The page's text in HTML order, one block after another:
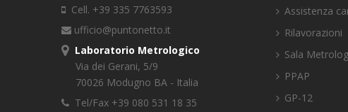
Cell. +39 335 7763593
ufficio@puntonetto.it
Laboratorio Metrologico
Via dei Gerani, 5/9
70026 Modugno BA - Italia
Tel/Fax +39 080 531 18 35
Assistenza
Rilavorazioni
Sala
PPAP
GP-12